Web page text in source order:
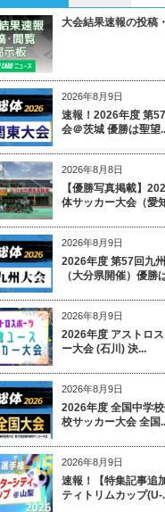
大会結果速報の投稿
2026年8月9日
速報！2026年度 第
会＠茨城 優勝は聖望
2026年8月8日
【優勝写真掲載】
体サッカー大会（愛
2026年8月9日
2026年度 第57回九
（大分県開催）優勝
2026年8月9日
2026年度 アストロ
ー大会 (石川) 決...
2026年8月9日
2026年度 全国中学
校サッカー大会 全国
2026年8月9日
速報！【特集記事追
ティトリムカップ(U-